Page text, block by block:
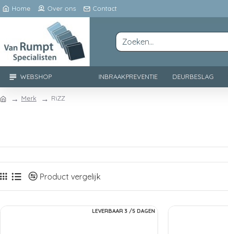
Home Over ons Contact
WEBSHOP INBRAAKPREVENTIE DEURBESLAG
Merk RiZZ
Product vergelijk
LEVERBAAR 3 /5 DAGEN